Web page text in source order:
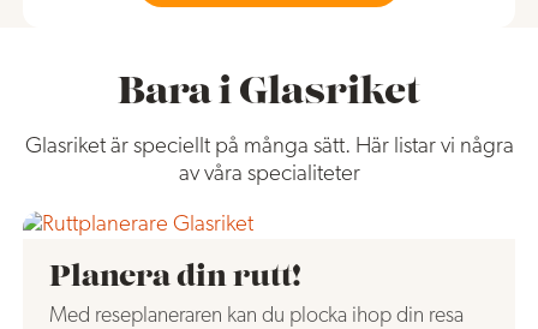
Bara i Glasriket
Glasriket är speciellt på många sätt. Här listar vi några
av våra specialiteter
Planera din rutt!
Med reseplaneraren kan du plocka ihop din resa